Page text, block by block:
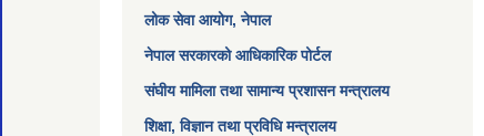
लोक सेवा आयोग, नेपाल
नेपाल सरकारको आधिकारिक पोर्टल
संघीय मामिला तथा सामान्य प्रशासन मन्त्रालय
शिक्षा, विज्ञान तथा प्रविधि मन्त्रालय